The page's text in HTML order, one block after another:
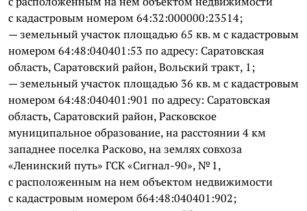
с кадастровым номером 64:32:000000:23514;
— земельный участок площадью 65 кв. м с кадастровым
номером 64:48:040401:53 по адресу: Саратовская
область, Саратовский район, Вольский тракт, 1;
— земельный участок площадью 36 кв. м с кадастровым
номером 64:48:040401:901 по адресу: Саратовская
область, Саратовский район, Расковское
муниципальное образование, на расстоянии 4 км
западнее поселка Расково, на землях совхоза
«Ленинский путь» ГСК «Сигнал-90», № 1,
с расположенным на нем объектом недвижимости
с кадастровым номером б64:48:040401:902;